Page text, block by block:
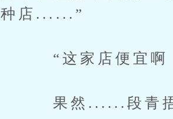
种店......”
“这家店便宜啊
果然......段青捂